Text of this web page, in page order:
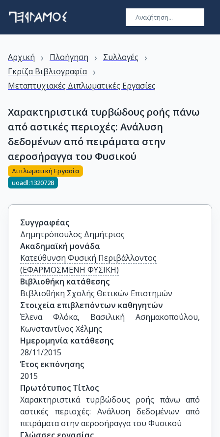
Αρχική › Πλοήγηση › Συλλογές ›
Γκρίζα Βιβλιογραφία ›
Μεταπτυχιακές Διπλωματικές Εργασίες
Χαρακτηριστικά τυρβώδους ροής πάνω
από αστικές περιοχές: Ανάλυση
δεδομένων από πειράματα στην
αεροσήραγγα του Φυσικού
Διπλωματική Εργασία
uoadl:1320728
Συγγραφέας
Δημητρόπουλος Δημήτριος
Ακαδημαϊκή μονάδα
Κατεύθυνση Φυσική Περιβάλλοντος
(ΕΦΑΡΜΟΣΜΕΝΗ ΦΥΣΙΚΗ)
Βιβλιοθήκη κατάθεσης
Βιβλιοθήκη Σχολής Θετικών Επιστημών
Στοιχεία επιβλεπόντων καθηγητών
Έλενα Φλόκα, Βασιλική Ασημακοπούλου,
Κωνσταντίνος Χέλμης
Ημερομηνία κατάθεσης
28/11/2015
Έτος εκπόνησης
2015
Πρωτότυπος Τίτλος
Χαρακτηριστικά τυρβώδους ροής πάνω από
αστικές περιοχές: Ανάλυση δεδομένων από
πειράματα στην αεροσήραγγα του Φυσικού